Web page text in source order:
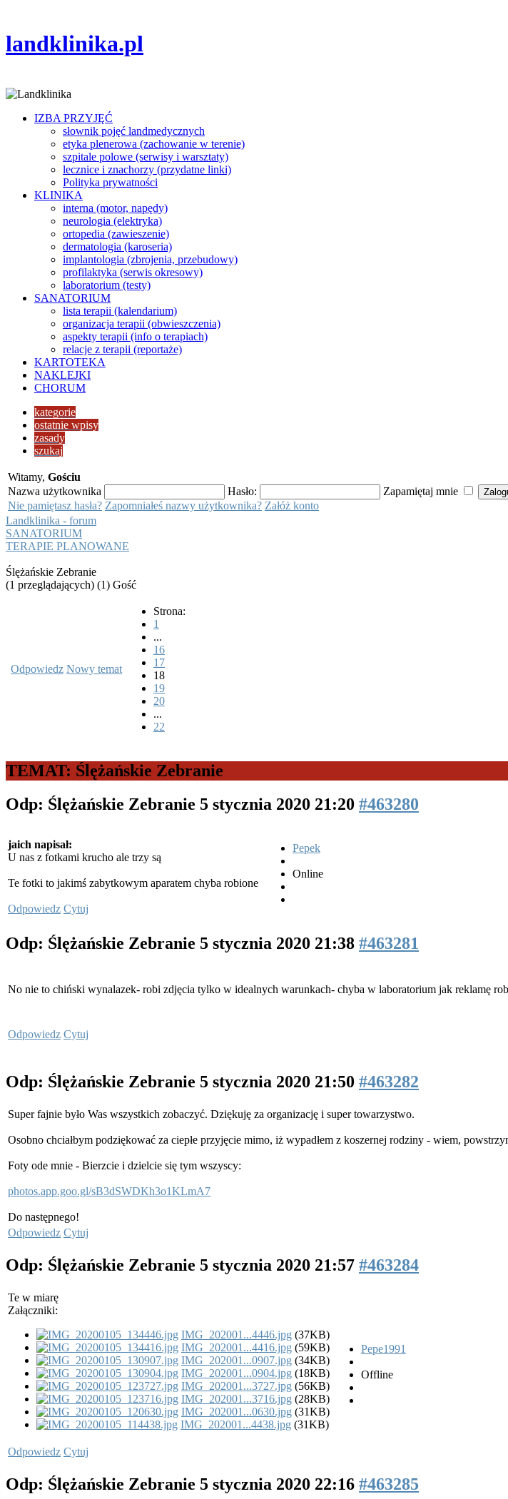
landklinika.pl
IZBA PRZYJĘĆ
słownik pojęć landmedycznych
etyka plenerowa (zachowanie w terenie)
szpitale polowe (serwisy i warsztaty)
lecznice i znachorzy (przydatne linki)
Polityka prywatności
KLINIKA
interna (motor, napędy)
neurologia (elektryka)
ortopedia (zawieszenie)
dermatologia (karoseria)
implantologia (zbrojenia, przebudowy)
profilaktyka (serwis okresowy)
laboratorium (testy)
SANATORIUM
lista terapii (kalendarium)
organizacja terapii (obwieszczenia)
aspekty terapii (info o terapiach)
relacje z terapii (reportaże)
KARTOTEKA
NAKLEJKI
CHORUM
kategorie
ostatnie wpisy
zasady
szukaj
Witamy, Gościu
Nazwa użytkownika
Hasło:
Zapamiętaj mnie
Nie pamiętasz hasła? Zapomniałeś nazwy użytkownika? Załóż konto
Landklinika - forum
SANATORIUM
TERAPIE PLANOWANE
Ślężańskie Zebranie
(1 przeglądających) (1) Gość
Odpowiedz Nowy temat
Strona:
1
...
16
17
18
19
20
...
22
TEMAT: Ślężańskie Zebranie
Odp: Ślężańskie Zebranie 5 stycznia 2020 21:20 #463280
jaich napisał:
U nas z fotkami krucho ale trzy są
Te fotki to jakimś zabytkowym aparatem chyba robione
Pepek
Online
Odpowiedz Cytuj
Odp: Ślężańskie Zebranie 5 stycznia 2020 21:38 #463281
No nie to chiński wynalazek- robi zdjęcia tylko w idealnych warunkach- chyba w laboratorium jak reklamę
Odpowiedz Cytuj
Odp: Ślężańskie Zebranie 5 stycznia 2020 21:50 #463282
Super fajnie było Was wszystkich zobaczyć. Dziękuję za organizację i super towarzystwo.
Osobno chciałbym podziękować za ciepłe przyjęcie mimo, iż wypadłem z koszernej rodziny - wiem,
Foty ode mnie - Bierzcie i dzielcie się tym wszyscy:
photos.app.goo.gl/sB3dSWDKh3o1KLmA7
Do następnego!
Odpowiedz Cytuj
Odp: Ślężańskie Zebranie 5 stycznia 2020 21:57 #463284
Te w miarę
Załączniki:
IMG_202001...4446.jpg (37KB)
IMG_202001...4416.jpg (59KB)
IMG_202001...0907.jpg (34KB)
IMG_202001...0904.jpg (18KB)
IMG_202001...3727.jpg (56KB)
IMG_202001...3716.jpg (28KB)
IMG_202001...0630.jpg (31KB)
IMG_202001...4438.jpg (31KB)
Pepe1991
Offline
Odpowiedz Cytuj
Odp: Ślężańskie Zebranie 5 stycznia 2020 22:16 #463285